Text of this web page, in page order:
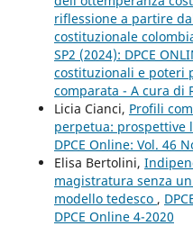
riflessione a partire
costituzionale
SP2 (2024): DPCE
costituzionali e poteri
comparata - A cura di
Licia Cianci, Profili
perpetua: prospettive
DPCE Online: Vol. 46
Elisa Bertolini,
magistratura senza
modello tedesco ,
DPCE Online 4-2020